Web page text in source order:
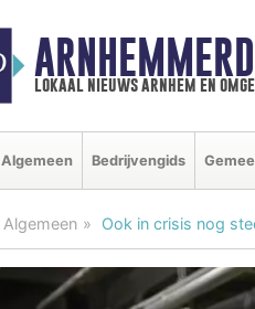
lokaal nieuws arnhem en
Algemeen Bedrijvengids
Algemeen Ook in crisis nog